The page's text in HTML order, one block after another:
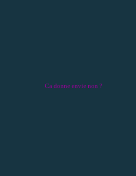
Ca donne envie non ?